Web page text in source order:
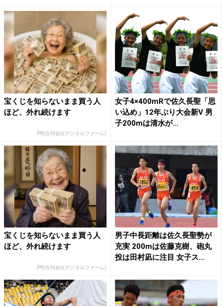
宝くじを知らないまま買う人
ほど、外れ続けます
PR(合同会社デジタルファーム)
女子4×400mRで佐久長聖「思
い込め」12年ぶり大会新V 男
子200mは清水が...
宝くじを知らないまま買う人
ほど、外れ続けます
PR(合同会社デジタルファーム)
男子中長距離は佐久長聖勢が
充実 200mは佐藤克樹、砲丸
投は田村凪に注目 女子ス...